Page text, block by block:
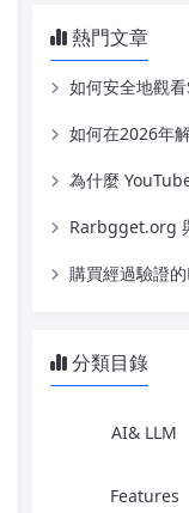
熱門文章
如何安全地觀看
如何在2026年解決
為什麼 YouTube
Rarbgget.org 與
購買經過驗證的
分類目錄
AI& LLM
Features